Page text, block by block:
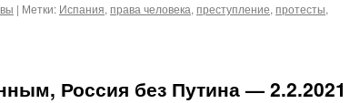
| Метки: Испания, права человека, преступление, протесты,
Россия без Путина — 2.2.2021